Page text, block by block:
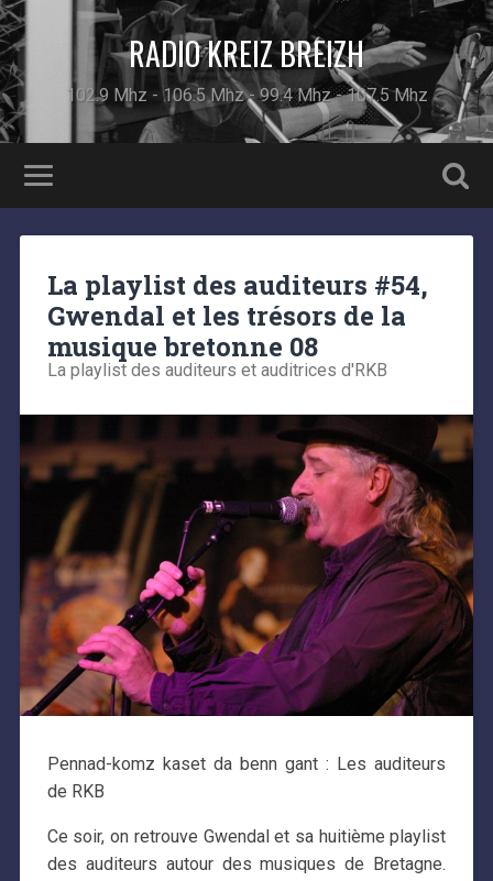
RADIO KREIZ BREIZH
102.9 Mhz - 106.5 Mhz - 99.4 Mhz - 107.5 Mhz
La playlist des auditeurs #54,
Gwendal et les trésors de la
musique bretonne 08
La playlist des auditeurs et auditrices d'RKB
Pennad-komz kaset da benn gant : Les auditeurs
de RKB
Ce soir, on retrouve Gwendal et sa huitième playlist
des auditeurs autour des musiques de Bretagne.